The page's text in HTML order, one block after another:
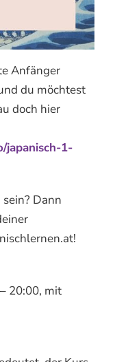
Anfänger
du möchtest
doch hier
japanisch-1-
Dann
20:00, mit